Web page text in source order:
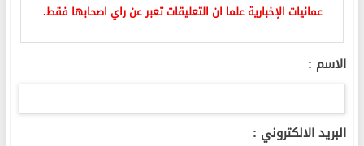
عمانيات الإخبارية علما ان التعليقات تعبر عن راي اصحابها فقط.
الاسم :
البريد الالكتروني :